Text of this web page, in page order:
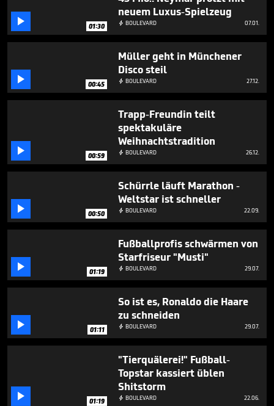
minute,
second
 01:30
neuem Luxus-Spielzeug
 BOULEVARD 07.01.
 00:45
Müller geht in Münchener
Disco steil
 BOULEVARD 27.12.
 00:59
Trapp-Freundin teilt
spektakuläre
Weihnachtstradition
 BOULEVARD 26.12.
 00:50
Schürrle läuft Marathon -
Weltstar ist schneller
 BOULEVARD 22.09.
 01:19
Fußballprofis schwärmen von
Starfriseur "Musti"
 BOULEVARD 29.07.
 01:11
So ist es, Ronaldo die Haare
zu schneiden
 BOULEVARD 29.07.
 01:19
"Tierquälerei!" Fußball-
Topstar kassiert üblen
Shitstorm
 BOULEVARD 22.06.